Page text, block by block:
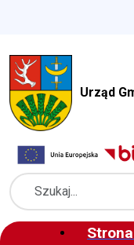
Urząd
Szukaj